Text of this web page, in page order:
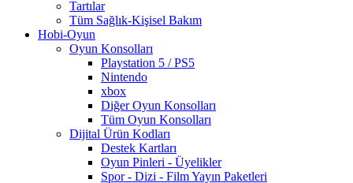
Tartılar
Tüm Sağlık-Kişisel Bakım
Hobi-Oyun
Oyun Konsolları
Playstation 5 / PS5
Nintendo
xbox
Diğer Oyun Konsolları
Tüm Oyun Konsolları
Dijital Ürün Kodları
Destek Kartları
Oyun Pinleri - Üyelikler
Spor - Dizi - Film Yayın Paketleri